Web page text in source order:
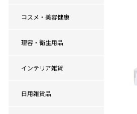
コスメ・美容健康
理容・衛生用品
インテリア雑貨
日用雑貨品